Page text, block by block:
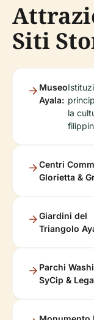
Siti
Museo
Ayala:
la
Centri
Glorietta &
Giardini del
Triangolo
Parchi
SyCip &